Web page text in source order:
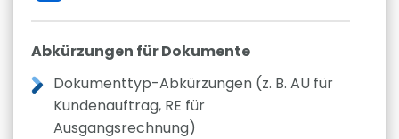
Abkürzungen für Dokumente
Dokumenttyp-Abkürzungen (z. B. AU für
Kundenauftrag, RE für
Ausgangsrechnung)